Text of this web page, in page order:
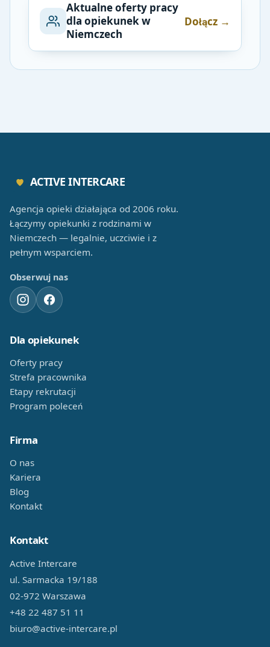
Aktualne oferty pracy
dla opiekunek w
Niemczech
Dołącz →
ACTIVE INTERCARE
Agencja opieki działająca od 2006 roku.
Łączymy opiekunki z rodzinami w
Niemczech — legalnie, uczciwie i z
pełnym wsparciem.
Obserwuj nas
Dla opiekunek
Oferty pracy
Strefa pracownika
Etapy rekrutacji
Program poleceń
Firma
O nas
Kariera
Blog
Kontakt
Kontakt
Active Intercare
ul. Sarmacka 19/188
02-972 Warszawa
+48 22 487 51 11
biuro@active-intercare.pl